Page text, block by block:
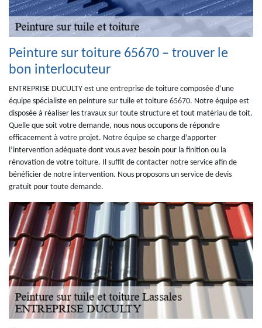
Peinture sur toiture 65670 – trouver le
bon interlocuteur
ENTREPRISE DUCULTY est une entreprise de toiture composée d’une
équipe spécialiste en peinture sur tuile et toiture 65670. Notre équipe est
disposée à réaliser les travaux sur toute structure et tout matériau de toit.
Quelle que soit votre demande, nous nous occupons de répondre
efficacement à votre projet. Notre équipe se charge d’apporter
l’intervention adéquate dont vous avez besoin pour la finition ou la
rénovation de votre toiture. Il suffit de contacter notre service afin de
bénéficier de notre intervention. Nous proposons un service de devis
gratuit pour toute demande.